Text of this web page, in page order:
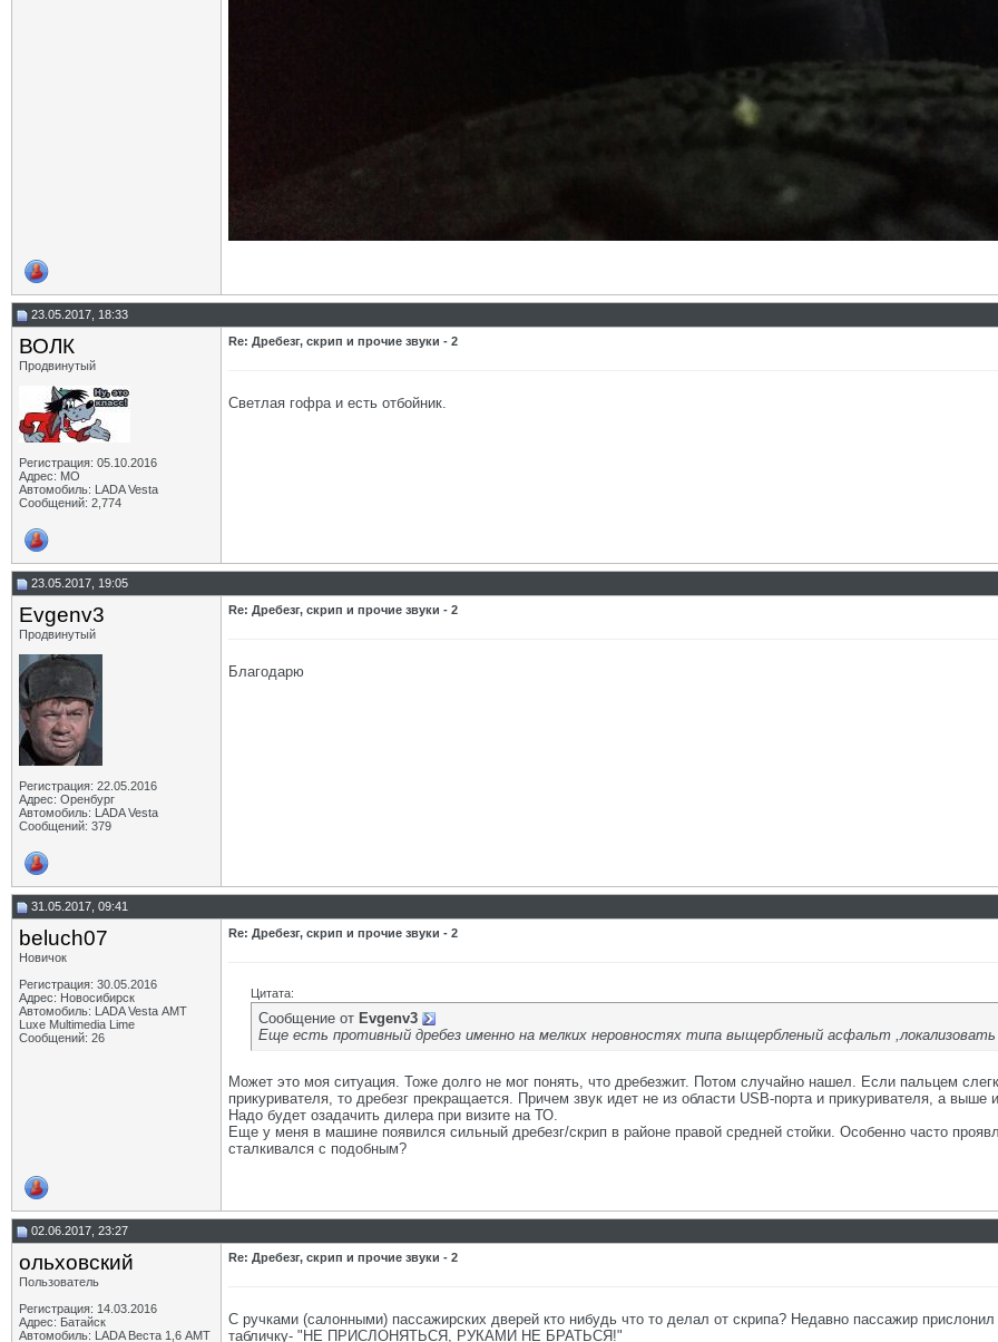
23.05.2017, 18:33
ВОЛК
Продвинутый
Регистрация: 05.10.2016
Адрес: МО
Автомобиль: LADA Vesta
Сообщений: 2,774
Re: Дребезг, скрип и прочие звуки - 2
Светлая гофра и есть отбойник.
23.05.2017, 19:05
Evgenv3
Продвинутый
Регистрация: 22.05.2016
Адрес: Оренбург
Автомобиль: LADA Vesta
Сообщений: 379
Re: Дребезг, скрип и прочие звуки - 2
Благодарю
31.05.2017, 09:41
beluch07
Новичок
Регистрация: 30.05.2016
Адрес: Новосибирск
Автомобиль: LADA Vesta АМТ
Luxe Multimedia Lime
Сообщений: 26
Re: Дребезг, скрип и прочие звуки - 2
Цитата:
Сообщение от Evgenv3
Еще есть противный дребез именно на мелких неровностях типа выщербленый асфальт
Может это моя ситуация. Тоже долго не мог понять, что дребезжит. Потом случайно нашел. Если пальцем
прикуривателя, то дребезг прекращается. Причем звук идет не из области USB-порта и прикуривателя, а
Надо будет озадачить дилера при визите на ТО.
Еще у меня в машине появился сильный дребезг/скрип в районе правой средней стойки. Особенно часто
сталкивался с подобным?
02.06.2017, 23:27
ольховский
Пользователь
Регистрация: 14.03.2016
Адрес: Батайск
Автомобиль: LADA Веста 1,6 АМТ
Re: Дребезг, скрип и прочие звуки - 2
С ручками (салонными) пассажирских дверей кто нибудь что то делал от скрипа? Недавно пассажир
табличку- "НЕ ПРИСЛОНЯТЬСЯ, РУКАМИ НЕ БРАТЬСЯ!"